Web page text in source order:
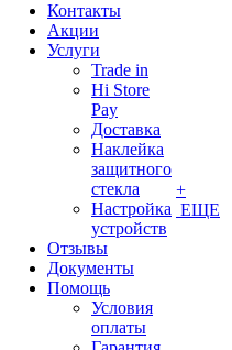
Контакты
Акции
Услуги
Trade in
Hi Store
Pay
Доставка
Наклейка
защитного
стекла
Настройка
устройств
Отзывы
Документы
Помощь
Условия
оплаты
+
ЕЩЕ